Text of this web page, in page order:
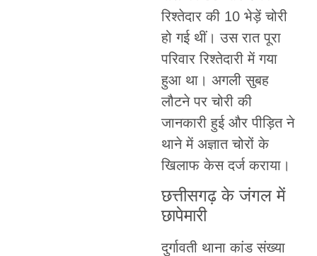
रिश्तेदार की 10 भेड़ें चोरी
हो गई थीं। उस रात पूरा
परिवार रिश्तेदारी में गया
हुआ था। अगली सुबह
लौटने पर चोरी की
जानकारी हुई और पीड़ित ने
थाने में अज्ञात चोरों के
खिलाफ केस दर्ज कराया।
छत्तीसगढ़ के जंगल में
छापेमारी
दुर्गावती थाना कांड संख्या